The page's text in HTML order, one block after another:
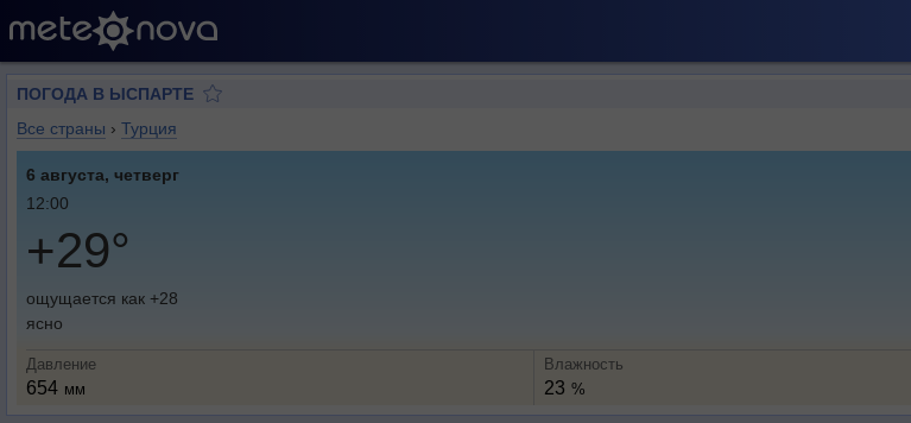
ПОГОДА В ЫСПАРТЕ
Все страны › Турция
6 августа, четверг
12:00
+29°
ощущается как +28
ясно
Давление
654 мм
Влажность
23 %